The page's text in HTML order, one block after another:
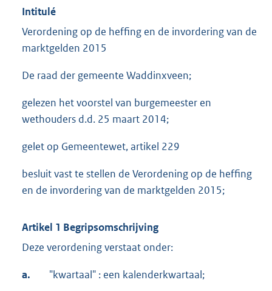
Intitulé
Verordening op de heffing en de invordering van de
marktgelden 2015
De raad der gemeente Waddinxveen;
gelezen het voorstel van burgemeester en
wethouders d.d. 25 maart 2014;
gelet op Gemeentewet, artikel 229
besluit vast te stellen de Verordening op de heffing
en de invordering van de marktgelden 2015;
Artikel 1 Begripsomschrijving
Deze verordening verstaat onder:
a. "kwartaal" : een kalenderkwartaal;